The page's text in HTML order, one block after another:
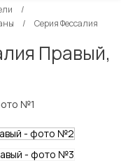
Серия Фессалия
Правый,